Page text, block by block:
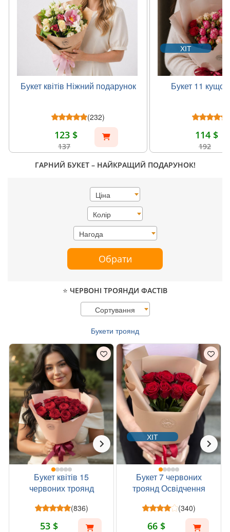
Букет квітів Ніжний подарунок
(232)
123 $
137
ХІТ
Букет 11
114 $
192
ГАРНИЙ БУКЕТ – НАЙКРАЩИЙ ПОДАРУНОК!
Ціна
Колір
Нагода
Обрати
⭐ ЧЕРВОНІ ТРОЯНДИ ФАСТІВ
Сортування
Букети троянд
Букет квітів 15
червоних троянд
(836)
53 $
ХІТ
Букет 7 червоних
троянд Освідчення
(340)
66 $